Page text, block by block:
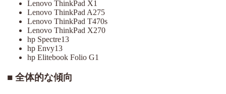
Lenovo ThinkPad X1
Lenovo ThinkPad A275
Lenovo ThinkPad T470s
Lenovo ThinkPad X270
hp Spectre13
hp Envy13
hp Elitebook Folio G1
全体的な傾向